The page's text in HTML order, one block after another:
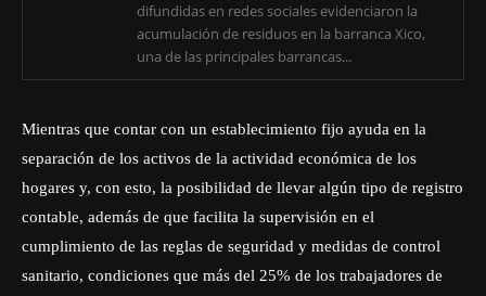
difundidas en redes sociales evidenciaron la
acumulación de residuos en la barranca Xico,
una de las principales barrancas...
Mientras que contar con un establecimiento fijo ayuda en la
separación de los activos de la actividad económica de los
hogares y, con esto, la posibilidad de llevar algún tipo de registro
contable, además de que facilita la supervisión en el
cumplimiento de las reglas de seguridad y medidas de control
sanitario, condiciones que más del 25% de los trabajadores de